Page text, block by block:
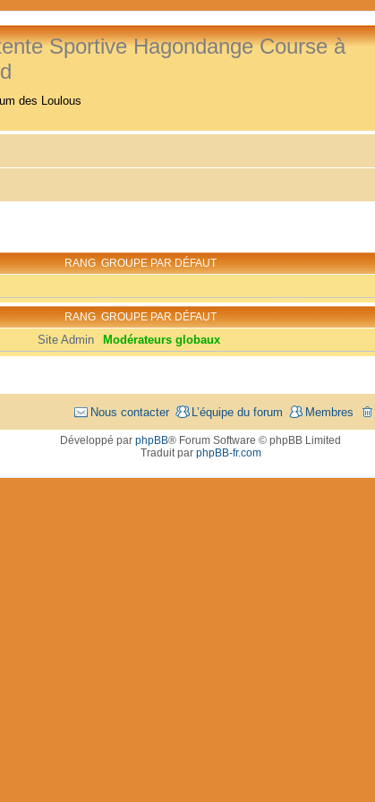
Sportive Hagondange Course à
des Loulous
RANG GROUPE PAR DÉFAUT
RANG GROUPE PAR DÉFAUT
Site Admin Modérateurs globaux
Membres
L’équipe du forum
Nous contacter
Développé par phpBB® Forum Software © phpBB Limited
Traduit par phpBB-fr.com